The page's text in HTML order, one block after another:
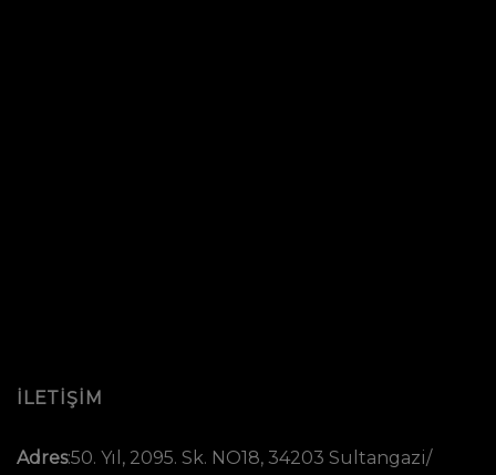
İLETİŞİM
Adres:50. Yıl, 2095. Sk. NO18, 34203 Sultangazi/